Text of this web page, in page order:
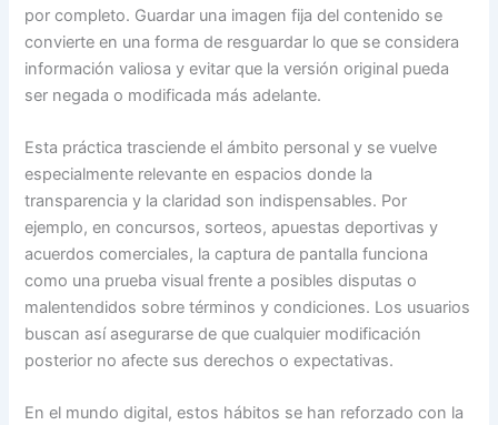
por completo. Guardar una imagen fija del contenido se
convierte en una forma de resguardar lo que se considera
información valiosa y evitar que la versión original pueda
ser negada o modificada más adelante.
Esta práctica trasciende el ámbito personal y se vuelve
especialmente relevante en espacios donde la
transparencia y la claridad son indispensables. Por
ejemplo, en concursos, sorteos, apuestas deportivas y
acuerdos comerciales, la captura de pantalla funciona
como una prueba visual frente a posibles disputas o
malentendidos sobre términos y condiciones. Los usuarios
buscan así asegurarse de que cualquier modificación
posterior no afecte sus derechos o expectativas.
En el mundo digital, estos hábitos se han reforzado con la